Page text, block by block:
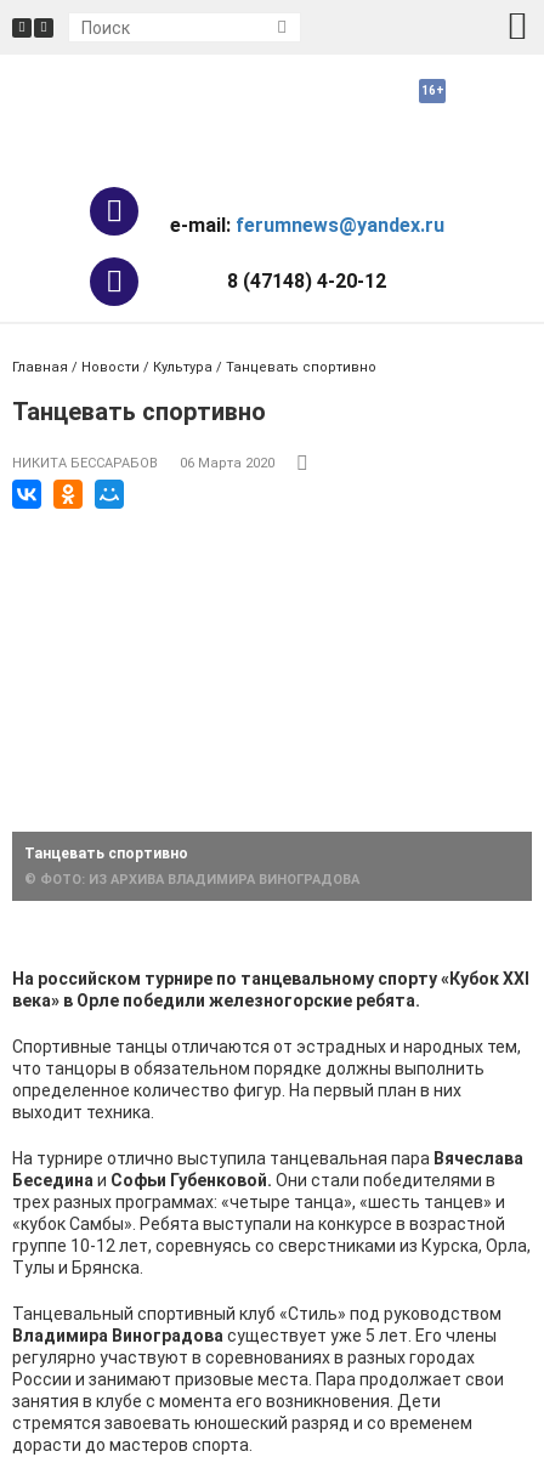
e-mail: ferumnews@yandex.ru
8 (47148) 4-20-12
Главная / Новости / Культура / Танцевать спортивно
Танцевать спортивно
НИКИТА БЕССАРАБОВ 06 Марта 2020
Танцевать спортивно
© ФОТО: ИЗ АРХИВА ВЛАДИМИРА ВИНОГРАДОВА
На российском турнире по танцевальному спорту «Кубок XXI
века» в Орле победили железногорские ребята.
Спортивные танцы отличаются от эстрадных и народных тем,
что танцоры в обязательном порядке должны выполнить
определенное количество фигур. На первый план в них
выходит техника.
На турнире отлично выступила танцевальная пара Вячеслава
Беседина и Софьи Губенковой. Они стали победителями в
трех разных программах: «четыре танца», «шесть танцев» и
«кубок Самбы». Ребята выступали на конкурсе в возрастной
группе 10-12 лет, соревнуясь со сверстниками из Курска, Орла,
Тулы и Брянска.
Танцевальный спортивный клуб «Стиль» под руководством
Владимира Виноградова существует уже 5 лет. Его члены
регулярно участвуют в соревнованиях в разных городах
России и занимают призовые места. Пара продолжает свои
занятия в клубе с момента его возникновения. Дети
стремятся завоевать юношеский разряд и со временем
дорасти до мастеров спорта.